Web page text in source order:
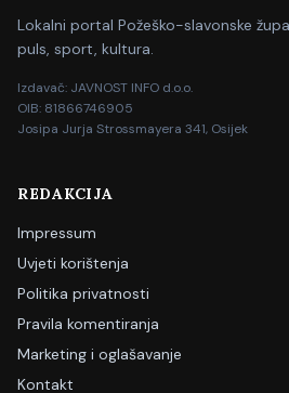
Lokalni portal Požeško-slavonske
puls, sport, kultura.
Izdavač: JAVNOST INFO d.o.o.
OIB: 81866746905
Josipa Jurja Strossmayera 341, Osijek
REDAKCIJA
Impressum
Uvjeti korištenja
Politika privatnosti
Pravila komentiranja
Marketing i oglašavanje
Kontakt